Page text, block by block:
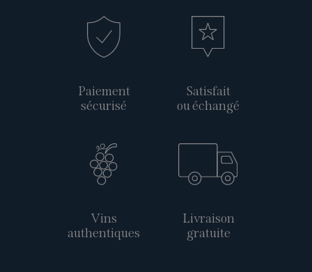
Paiement
sécurisé
Satisfait
ou échangé
Vins
authentiques
Livraison
gratuite